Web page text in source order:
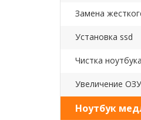
Замена
Установка ssd
Чистка ноутбука
Увеличение ОЗУ
Ноутбук